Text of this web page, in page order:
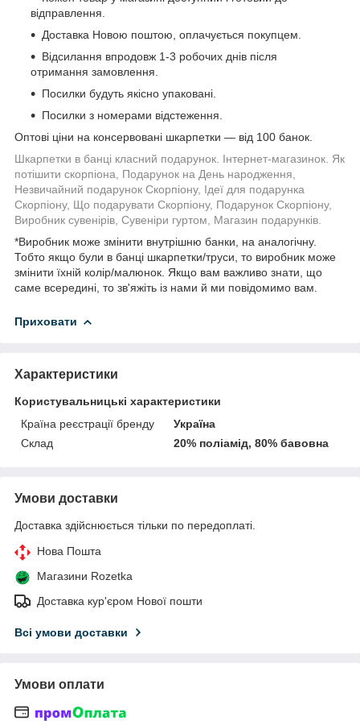
відправлення.
Доставка Новою поштою, оплачується покупцем.
Відсилання впродовж 1-3 робочих днів після
отримання замовлення.
Посилки будуть якісно упаковані.
Посилки з номерами відстеження.
Оптові ціни на консервовані шкарпетки — від 100 банок.
Шкарпетки в банці класний подарунок. Інтернет-магазинок. Як
потішити скорпіона, Подарунок на День народження,
Незвичайний подарунок Скорпіону, Ідеї для подарунка
Скорпіону, Що подарувати Скорпіону, Подарунок Скорпіону,
Виробник сувенірів, Сувеніри гуртом, Магазин подарунків.
*Виробник може змінити внутрішню банки, на аналогічну.
Тобто якщо були в банці шкарпетки/труси, то виробник може
змінити їхній колір/малюнок. Якщо вам важливо знати, що
саме всередині, то зв'яжіть із нами й ми повідомимо вам.
Приховати
Характеристики
Користувальницькі характеристики
Країна реєстрації бренду
Україна
Склад
20% поліамід, 80% бавовна
Умови доставки
Доставка здійснюється тільки по передоплаті.
Нова Пошта
Магазини Rozetka
Доставка кур'єром Нової пошти
Всі умови доставки
Умови оплати